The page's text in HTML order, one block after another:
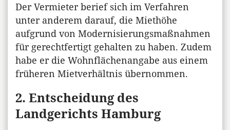
Der Vermieter berief sich im Verfahren
unter anderem darauf, die Miethöhe
aufgrund von Modernisierungsmaßnahmen
für gerechtfertigt gehalten zu haben. Zudem
habe er die Wohnflächenangabe aus einem
früheren Mietverhältnis übernommen.
2. Entscheidung des
Landgerichts Hamburg